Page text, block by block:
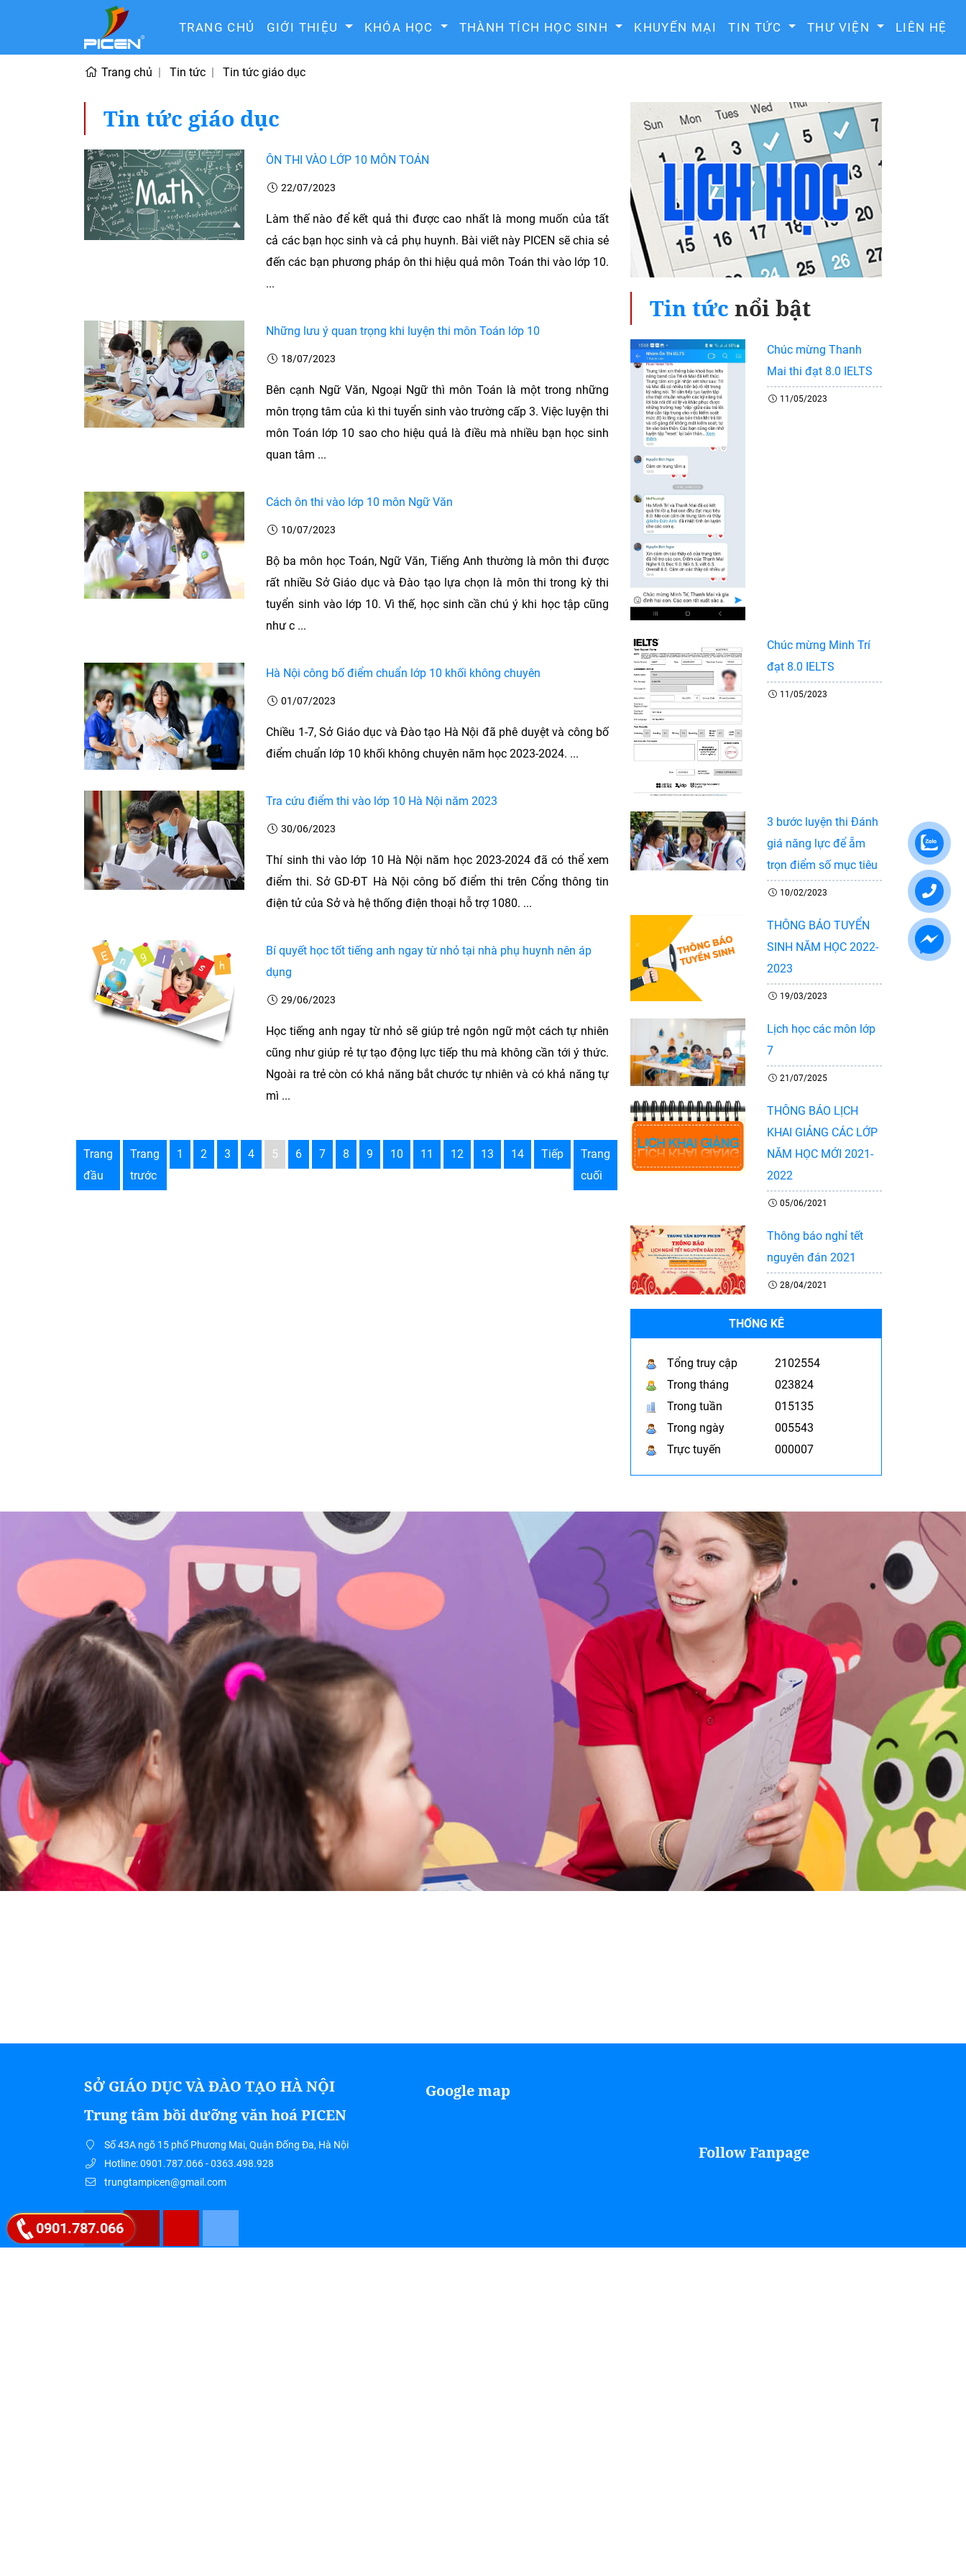
TRANG CHỦ GIỚI THIỆU KHÓA HỌC THÀNH TÍCH HỌC SINH KHUYẾN MẠI TIN TỨC THƯ VIỆN LIÊN HỆ
Trang chủ Tin tức Tin tức giáo dục
Tin tức giáo dục
ÔN THI VÀO LỚP 10 MÔN TOÁN
22/07/2023
Làm thế nào để kết quả thi được cao nhất là mong muốn của tất
cả các bạn học sinh và cả phụ huynh. Bài viết này PICEN sẽ chia sẻ
đến các bạn phương pháp ôn thi hiệu quả môn Toán thi vào lớp 10.
...
Những lưu ý quan trọng khi luyện thi môn Toán lớp 10
18/07/2023
Bên cạnh Ngữ Văn, Ngoại Ngữ thì môn Toán là một trong những
môn trọng tâm của kì thi tuyển sinh vào trường cấp 3. Việc luyện thi
môn Toán lớp 10 sao cho hiệu quả là điều mà nhiều bạn học sinh
quan tâm ...
Cách ôn thi vào lớp 10 môn Ngữ Văn
10/07/2023
Bộ ba môn học Toán, Ngữ Văn, Tiếng Anh thường là môn thi được
rất nhiều Sở Giáo dục và Đào tạo lựa chọn là môn thi trong kỳ thi
tuyển sinh vào lớp 10. Vì thế, học sinh cần chú ý khi học tập cũng
như c ...
Hà Nội công bố điểm chuẩn lớp 10 khối không chuyên
01/07/2023
Chiều 1-7, Sở Giáo dục và Đào tạo Hà Nội đã phê duyệt và công bố
điểm chuẩn lớp 10 khối không chuyên năm học 2023-2024. ...
Tra cứu điểm thi vào lớp 10 Hà Nội năm 2023
30/06/2023
Thí sinh thi vào lớp 10 Hà Nội năm học 2023-2024 đã có thể xem
điểm thi. Sở GD-ĐT Hà Nội công bố điểm thi trên Cổng thông tin
điện tử của Sở và hệ thống điện thoại hỗ trợ 1080. ...
Bí quyết học tốt tiếng anh ngay từ nhỏ tại nhà phụ huynh nên áp
dụng
29/06/2023
Học tiếng anh ngay từ nhỏ sẽ giúp trẻ ngôn ngữ một cách tự nhiên
cũng như giúp rẻ tự tạo động lực tiếp thu mà không cần tới ý thức.
Ngoài ra trẻ còn có khả năng bắt chước tự nhiên và có khả năng tự
mì ...
Trang
đầu
Trang
trước
1 2 3 4 5 6 7 8 9 10 11 12 13 14 Tiếp
Trang
cuối
Tin tức nổi bật
Chúc mừng Thanh
Mai thi đạt 8.0 IELTS
11/05/2023
Chúc mừng Minh Trí
đạt 8.0 IELTS
11/05/2023
3 bước luyện thi Đánh
giá năng lực để ẵm
trọn điểm số mục tiêu
10/02/2023
THÔNG BÁO TUYỂN
SINH NĂM HỌC 2022-
2023
19/03/2023
Lịch học các môn lớp
7
21/07/2025
THÔNG BÁO LỊCH
KHAI GIẢNG CÁC LỚP
NĂM HỌC MỚI 2021-
2022
05/06/2021
Thông báo nghỉ tết
nguyên đán 2021
28/04/2021
THỐNG KÊ
Tổng truy cập
2102554
Trong tháng
023824
Trong tuần
015135
Trong ngày
005543
Trực tuyến
000007
SỞ GIÁO DỤC VÀ ĐÀO TẠO HÀ NỘI
Trung tâm bồi dưỡng văn hoá PICEN
Số 43A ngõ 15 phố Phương Mai, Quận Đống Đa, Hà Nội
Hotline: 0901.787.066 - 0363.498.928
trungtampicen@gmail.com
Google map
Follow Fanpage
0901.787.066